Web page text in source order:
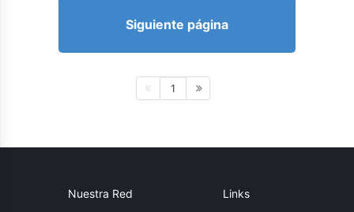
Siguiente página
1
Nuestra Red Links